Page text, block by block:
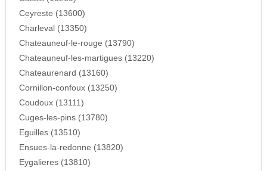
Ceyreste (13600)
Charleval (13350)
Chateauneuf-le-rouge (13790)
Chateauneuf-les-martigues (13220)
Chateaurenard (13160)
Cornillon-confoux (13250)
Coudoux (13111)
Cuges-les-pins (13780)
Eguilles (13510)
Ensues-la-redonne (13820)
Eygalieres (13810)